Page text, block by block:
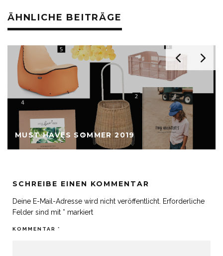
ÄHNLICHE BEITRÄGE
MUST HAVES SOMMER 2019
SCHREIBE EINEN KOMMENTAR
Deine E-Mail-Adresse wird nicht veröffentlicht. Erforderliche
Felder sind mit * markiert
KOMMENTAR *